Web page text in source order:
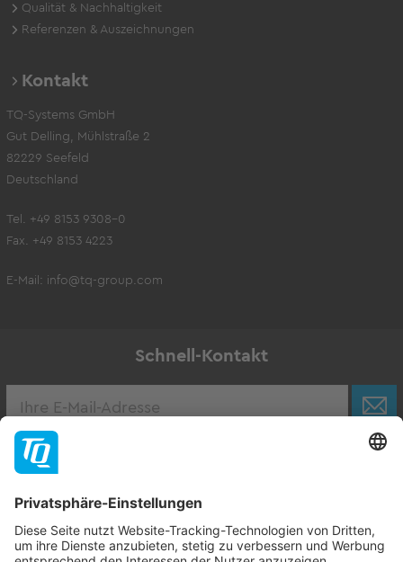
Qualität & Nachhaltigkeit
Referenzen & Auszeichnungen
Kontakt
TQ-Systems GmbH
Gut Delling, Mühlstraße 2
82229 Seefeld
Deutschland
Tel. +49 8153 9308-0
Fax. +49 8153 4223
E-Mail: info@tq-group.com
Schnell-Kontakt
Zur Stellenbörse